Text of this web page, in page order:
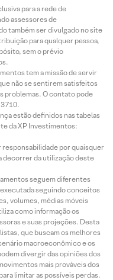
para a rede de
assessores de
também ser divulgado no site
para qualquer pessoa,
sem o prévio
tem a missão de servir
não se sentirem satisfeitos
problemas. O contato pode
estão definidos nas tabelas
da XP Investimentos:
por quaisquer
decorrer da utilização deste
seguem diferentes
executada seguindo conceitos
volumes, médias móveis
como informação os
e suas projeções. Desta
que buscam os melhores
macroeconômico e os
divergir das opiniões dos
mais prováveis dos
limitar as possíveis perdas.